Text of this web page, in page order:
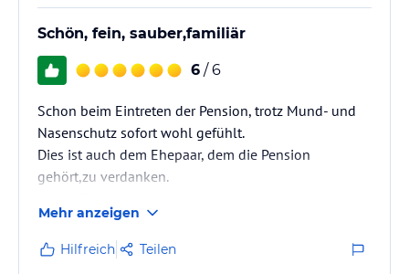
Schön, fein, sauber,familiär
6 / 6
Schon beim Eintreten der Pension, trotz Mund- und
Nasenschutz sofort wohl gefühlt.
Dies ist auch dem Ehepaar, dem die Pension
gehört,zu verdanken.
könnten jeden Tag draussen auf dem Balkon bei
herrlicher Aussicht frühstücken.
Abends dann noch auf dem Balkon bei einem Glas
Mehr anzeigen
Hilfreich Teilen